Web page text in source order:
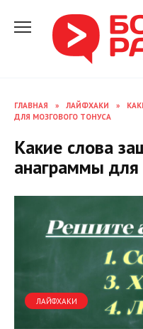
содержанию
ГЛАВНАЯ » ЛАЙФХАКИ »
ДЛЯ МОЗГОВОГО ТОНУСА
Какие слова
анаграммы для
ЛАЙФХАКИ